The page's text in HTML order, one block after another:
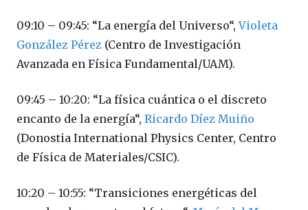
09:10 – 09:45: “La energía del Universo“,Violeta
González Pérez (Centro de Investigación
Avanzada en Física Fundamental/UAM).
09:45 – 10:20: “La física cuántica o el discreto
encanto de la energía“, Ricardo Díez Muiño
(Donostia International Physics Center, Centro
de Física de Materiales/CSIC).
10:20 – 10:55: “Transiciones energéticas del